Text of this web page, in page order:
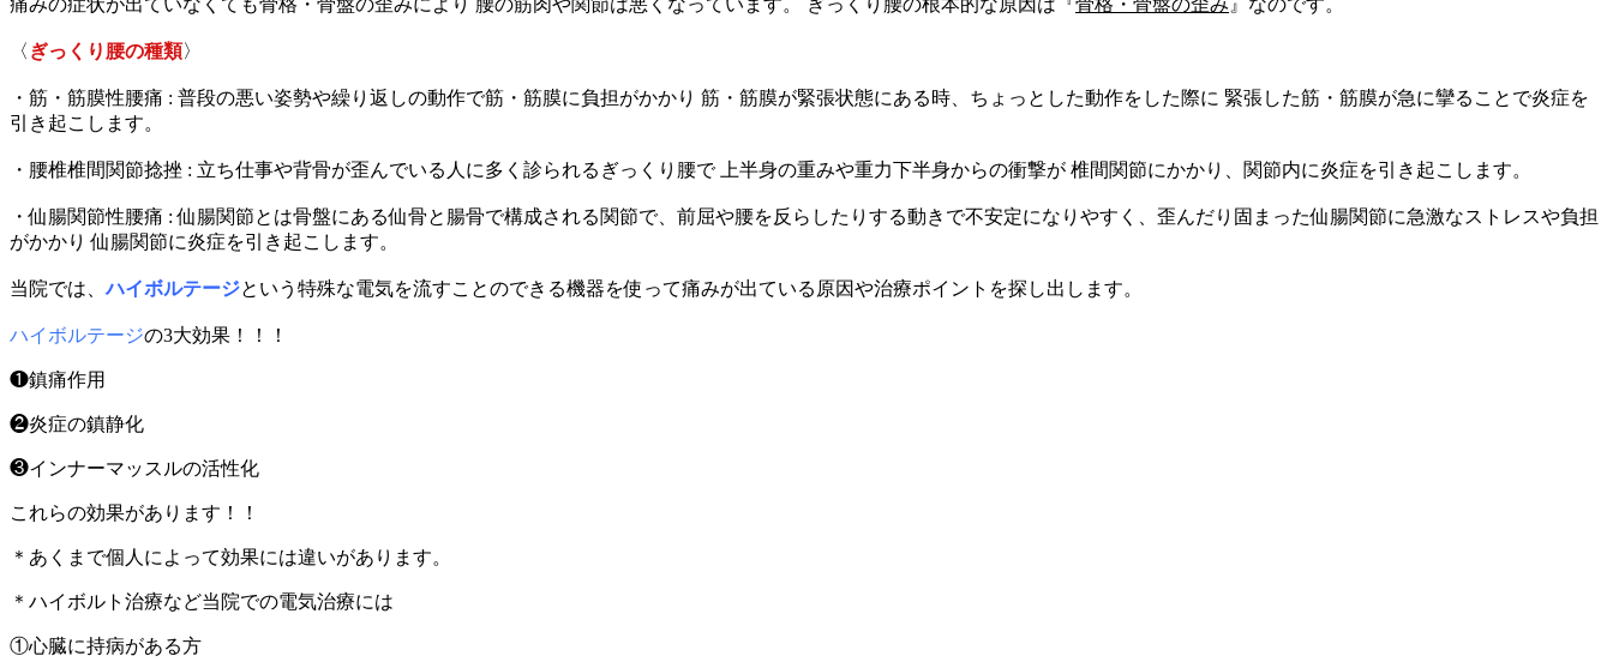
痛みの症状が出ていなくても骨格・骨盤の歪みにより 腰の筋肉や関節は悪くなっています。 ぎっくり腰の根本的な原因は『骨格・骨盤の歪み 』なのです。
〈 ぎっくり腰の種類〉
・筋・筋膜性腰痛 : 普段の悪い姿勢や繰り返しの動作で筋・筋膜に負担がかかり 筋・筋膜が緊張状態にある時、ちょっとした動作をした際に 緊張した筋・筋膜が急に攣ることで炎症を
引き起こします。
・腰椎椎間関節捻挫 : 立ち仕事や背骨が歪んでいる人に多く診られるぎっくり腰で 上半身の重みや重力下半身からの衝撃が 椎間関節にかかり、関節内に炎症を引き起こします。
・仙腸関節性腰痛 : 仙腸関節とは骨盤にある仙骨と腸骨で構成される関節で、前屈や腰を反らしたりする動きで不安定になりやすく、歪んだり固まった仙腸関節に急激なストレスや負担
がかかり 仙腸関節に炎症を引き起こします。
当院では、ハイボルテージという特殊な電気を流すことのできる機器を使って痛みが出ている原因や治療ポイントを探し出します。
ハイボルテージの3大効果！！！
❶鎮痛作用
❷炎症の鎮静化
❸インナーマッスルの活性化
これらの効果があります！！
＊あくまで個人によって効果には違いがあります。
＊ハイボルト治療など当院での電気治療には
①心臓に持病がある方